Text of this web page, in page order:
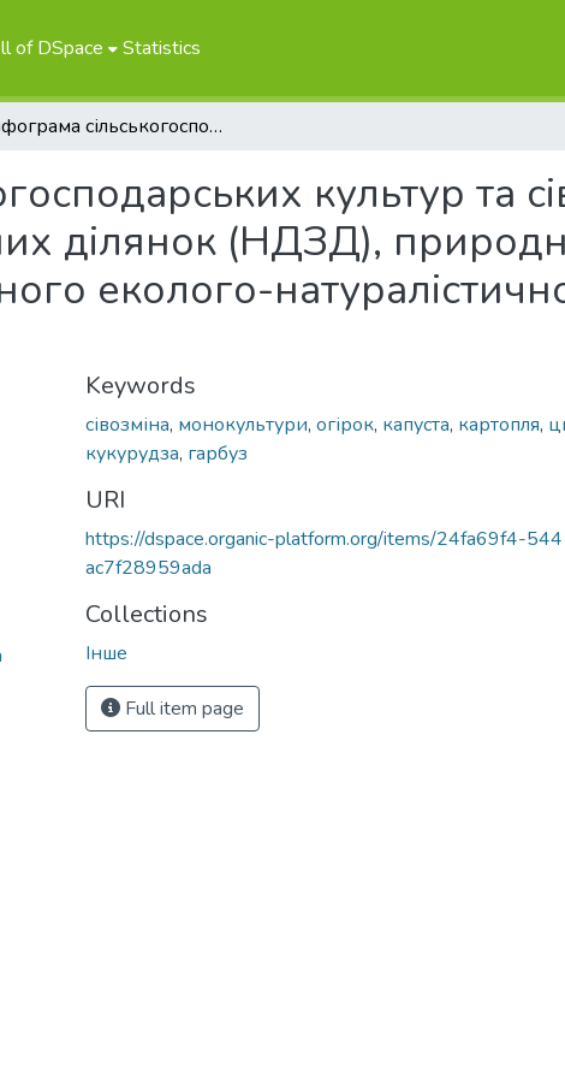
of DSpace Statistics
Інфограма сільськогосподарських культур та сівозмін навчально-дослідних земельних ділянок (НДЗД), природничих та біологічних об’єктів Національного еколого-натуралістичного центру учнівської молоді
культур та
ділянок (НДЗД),
еколого-
Keywords
сівозміна, монокультури, огірок, капуста, картопля,
кукурудза, гарбуз
URI
https://dspace.organic-platform.org/items/24fa69f4-
ac7f28959ada
Collections
Інше
Full item page